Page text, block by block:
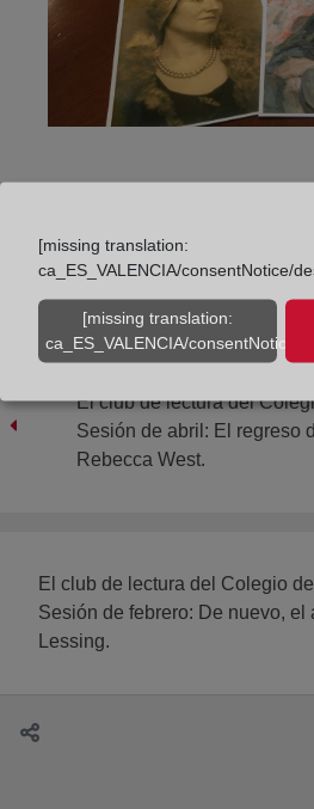
El club de lectura del
Sesión de abril: El regreso
Rebecca West.
El club de lectura del Colegio
Sesión de febrero: De nuevo, el
Lessing.
[missing translation:
ca_ES_VALENCIA/consentNotice/
[missing translation:
ca_ES_VALENCIA/consentNotice/